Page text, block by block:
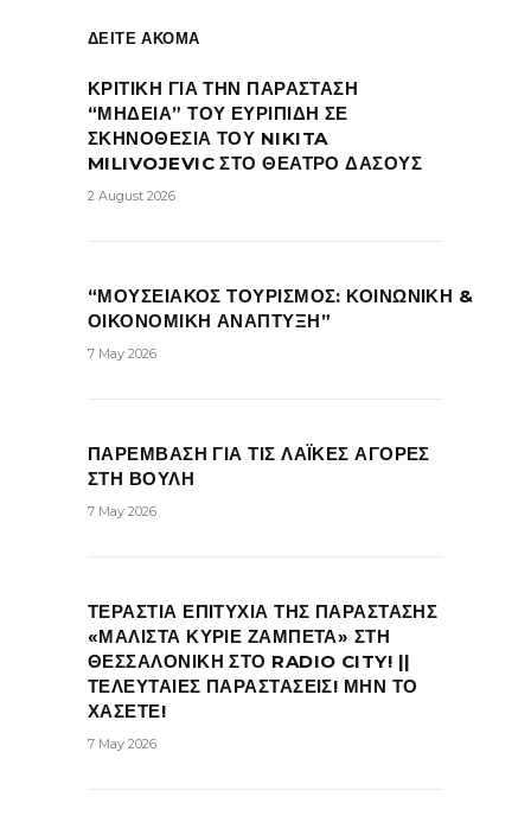
ΔΕΙΤΕ ΑΚΟΜΑ
ΚΡΙΤΙΚΗ ΓΙΑ ΤΗΝ ΠΑΡΑΣΤΑΣΗ
“ΜΗΔΕΙΑ” ΤΟΥ ΕΥΡΙΠΙΔΗ ΣΕ
ΣΚΗΝΟΘΕΣΙΑ ΤΟΥ NIKITA
MILIVOJEVIC ΣΤΟ ΘΕΑΤΡΟ ΔΑΣΟΥΣ
2 August 2026
“ΜΟΥΣΕΙΑΚΟΣ ΤΟΥΡΙΣΜΟΣ: ΚΟΙΝΩΝΙΚΗ &
ΟΙΚΟΝΟΜΙΚΗ ΑΝΑΠΤΥΞΗ”
7 May 2026
ΠΑΡΕΜΒΑΣΗ ΓΙΑ ΤΙΣ ΛΑΪΚΕΣ ΑΓΟΡΕΣ
ΣΤΗ ΒΟΥΛΗ
7 May 2026
ΤΕΡΑΣΤΙΑ ΕΠΙΤΥΧΙΑ ΤΗΣ ΠΑΡΑΣΤΑΣΗΣ
«ΜΑΛΙΣΤΑ ΚΥΡΙΕ ΖΑΜΠΕΤΑ» ΣΤΗ
ΘΕΣΣΑΛΟΝΙΚΗ ΣΤΟ RADIO CITY! ||
ΤΕΛΕΥΤΑΙΕΣ ΠΑΡΑΣΤΑΣΕΙΣ! ΜΗΝ ΤΟ
ΧΑΣΕΤΕ!
7 May 2026